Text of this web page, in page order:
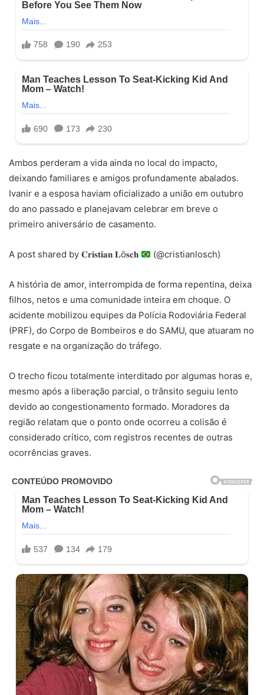
Ambos perderam a vida ainda no local do impacto,
deixando familiares e amigos profundamente abalados.
Ivanir e a esposa haviam oficializado a união em outubro
do ano passado e planejavam celebrar em breve o
primeiro aniversário de casamento.
A post shared by 𝐂𝐫𝐢𝐬𝐭𝐢𝐚𝐧 𝐋ö𝐬𝐜𝐡 (@cristianlosch)
A história de amor, interrompida de forma repentina, deixa
filhos, netos e uma comunidade inteira em choque. O
acidente mobilizou equipes da Polícia Rodoviária Federal
(PRF), do Corpo de Bombeiros e do SAMU, que atuaram no
resgate e na organização do tráfego.
O trecho ficou totalmente interditado por algumas horas e,
mesmo após a liberação parcial, o trânsito seguiu lento
devido ao congestionamento formado. Moradores da
região relatam que o ponto onde ocorreu a colisão é
considerado crítico, com registros recentes de outras
ocorrências graves.